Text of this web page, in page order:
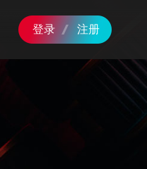
登录 注册